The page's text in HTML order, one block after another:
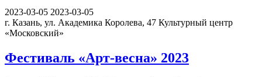
2023-03-05 2023-03-05
г. Казань, ул. Академика Королева, 47 Культурный центр
«Московский»
Фестиваль «Арт-весна» 2023